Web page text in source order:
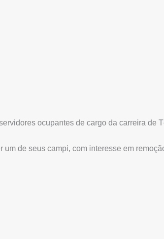
ocupantes de cargo da carreira de
de seus campi, com interesse em